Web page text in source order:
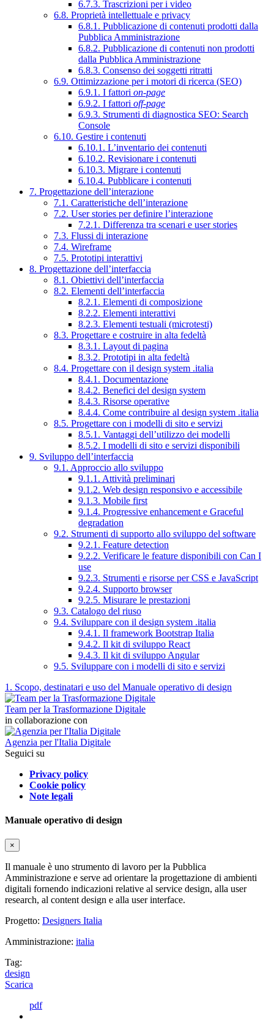
6.7.3. Trascrizioni per i video
6.8. Proprietà intellettuale e privacy
6.8.1. Pubblicazione di contenuti prodotti dalla
Pubblica Amministrazione
6.8.2. Pubblicazione di contenuti non prodotti
dalla Pubblica Amministrazione
6.8.3. Consenso dei soggetti ritratti
6.9. Ottimizzazione per i motori di ricerca (SEO)
6.9.1. I fattori on-page
6.9.2. I fattori off-page
6.9.3. Strumenti di diagnostica SEO: Search
Console
6.10. Gestire i contenuti
6.10.1. L’inventario dei contenuti
6.10.2. Revisionare i contenuti
6.10.3. Migrare i contenuti
6.10.4. Pubblicare i contenuti
7. Progettazione dell’interazione
7.1. Caratteristiche dell’interazione
7.2. User stories per definire l’interazione
7.2.1. Differenza tra scenari e user stories
7.3. Flussi di interazione
7.4. Wireframe
7.5. Prototipi interattivi
8. Progettazione dell’interfaccia
8.1. Obiettivi dell’interfaccia
8.2. Elementi dell’interfaccia
8.2.1. Elementi di composizione
8.2.2. Elementi interattivi
8.2.3. Elementi testuali (microtesti)
8.3. Progettare e costruire in alta fedeltà
8.3.1. Layout di pagina
8.3.2. Prototipi in alta fedeltà
8.4. Progettare con il design system .italia
8.4.1. Documentazione
8.4.2. Benefici del design system
8.4.3. Risorse operative
8.4.4. Come contribuire al design system .italia
8.5. Progettare con i modelli di sito e servizi
8.5.1. Vantaggi dell’utilizzo dei modelli
8.5.2. I modelli di sito e servizi disponibili
9. Sviluppo dell’interfaccia
9.1. Approccio allo sviluppo
9.1.1. Attività preliminari
9.1.2. Web design responsivo e accessibile
9.1.3. Mobile first
9.1.4. Progressive enhancement e Graceful
degradation
9.2. Strumenti di supporto allo sviluppo del software
9.2.1. Feature detection
9.2.2. Verificare le feature disponibili con Can I
use
9.2.3. Strumenti e risorse per CSS e JavaScript
9.2.4. Supporto browser
9.2.5. Misurare le prestazioni
9.3. Catalogo del riuso
9.4. Sviluppare con il design system .italia
9.4.1. Il framework Bootstrap Italia
9.4.2. Il kit di sviluppo React
9.4.3. Il kit di sviluppo Angular
9.5. Sviluppare con i modelli di sito e servizi
1. Scopo, destinatari e uso del Manuale operativo di design
Team per la Trasformazione Digitale
in collaborazione con
Agenzia per l'Italia Digitale
Seguici su
Privacy policy
Cookie policy
Note legali
Manuale operativo di design
×
Il manuale è uno strumento di lavoro per la Pubblica
Amministrazione e serve ad orientare la progettazione di ambienti
digitali fornendo indicazioni relative al service design, alla user
research, al content design e alla user interface.
Progetto: Designers Italia
Amministrazione: italia
Tag:
design
Scarica
pdf